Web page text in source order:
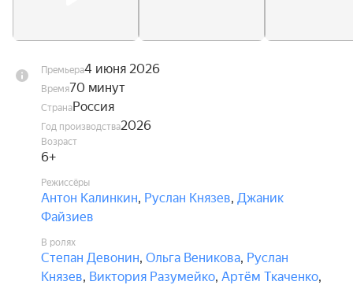
Премьера4 июня 2026
Время70 минут
СтранаРоссия
Год производства2026
Возраст
6+
Режиссёры
Антон Калинкин, Руслан Князев, Джаник
Файзиев
В ролях
Степан Девонин, Ольга Веникова, Руслан
Князев, Виктория Разумейко, Артём Ткаченко,